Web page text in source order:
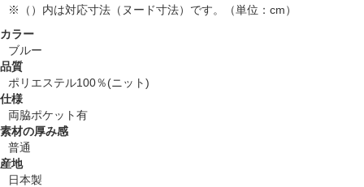
※（）内は対応寸法（ヌード寸法）です。（単位：cm）
カラー
ブルー
品質
ポリエステル100％(ニット)
仕様
両脇ポケット有
素材の厚み感
普通
産地
日本製